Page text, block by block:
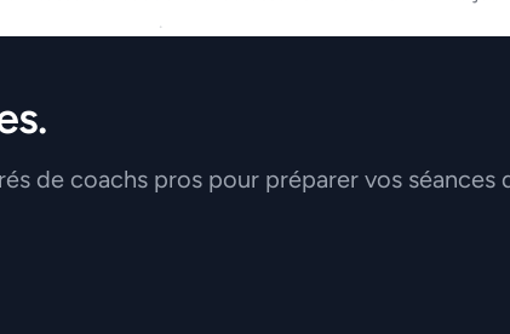
.
de coachs pros pour préparer vos séances